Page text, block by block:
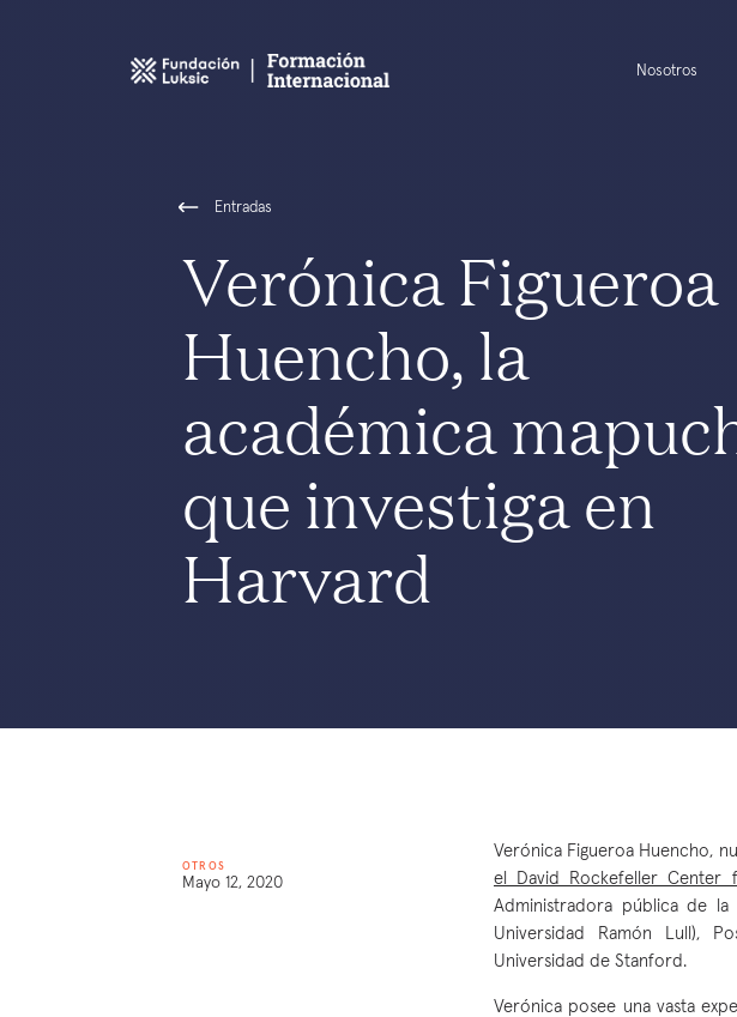
Nosotros
Entradas
Verónica Figueroa
Huencho, la
académica
que investiga en
Harvard
OTROS
Mayo 12, 2020
Verónica Figueroa Huencho,
el David Rockefeller Center
Administradora pública de la
Universidad Ramón Lull),
Universidad de Stanford.
Verónica posee una vasta